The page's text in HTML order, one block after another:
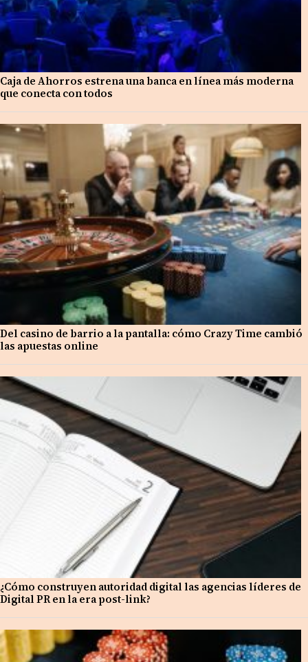
Caja de Ahorros estrena una banca en línea más moderna
que conecta con todos
Del casino de barrio a la pantalla: cómo Crazy Time cambió
las apuestas online
¿Cómo construyen autoridad digital las agencias líderes de
Digital PR en la era post-link?